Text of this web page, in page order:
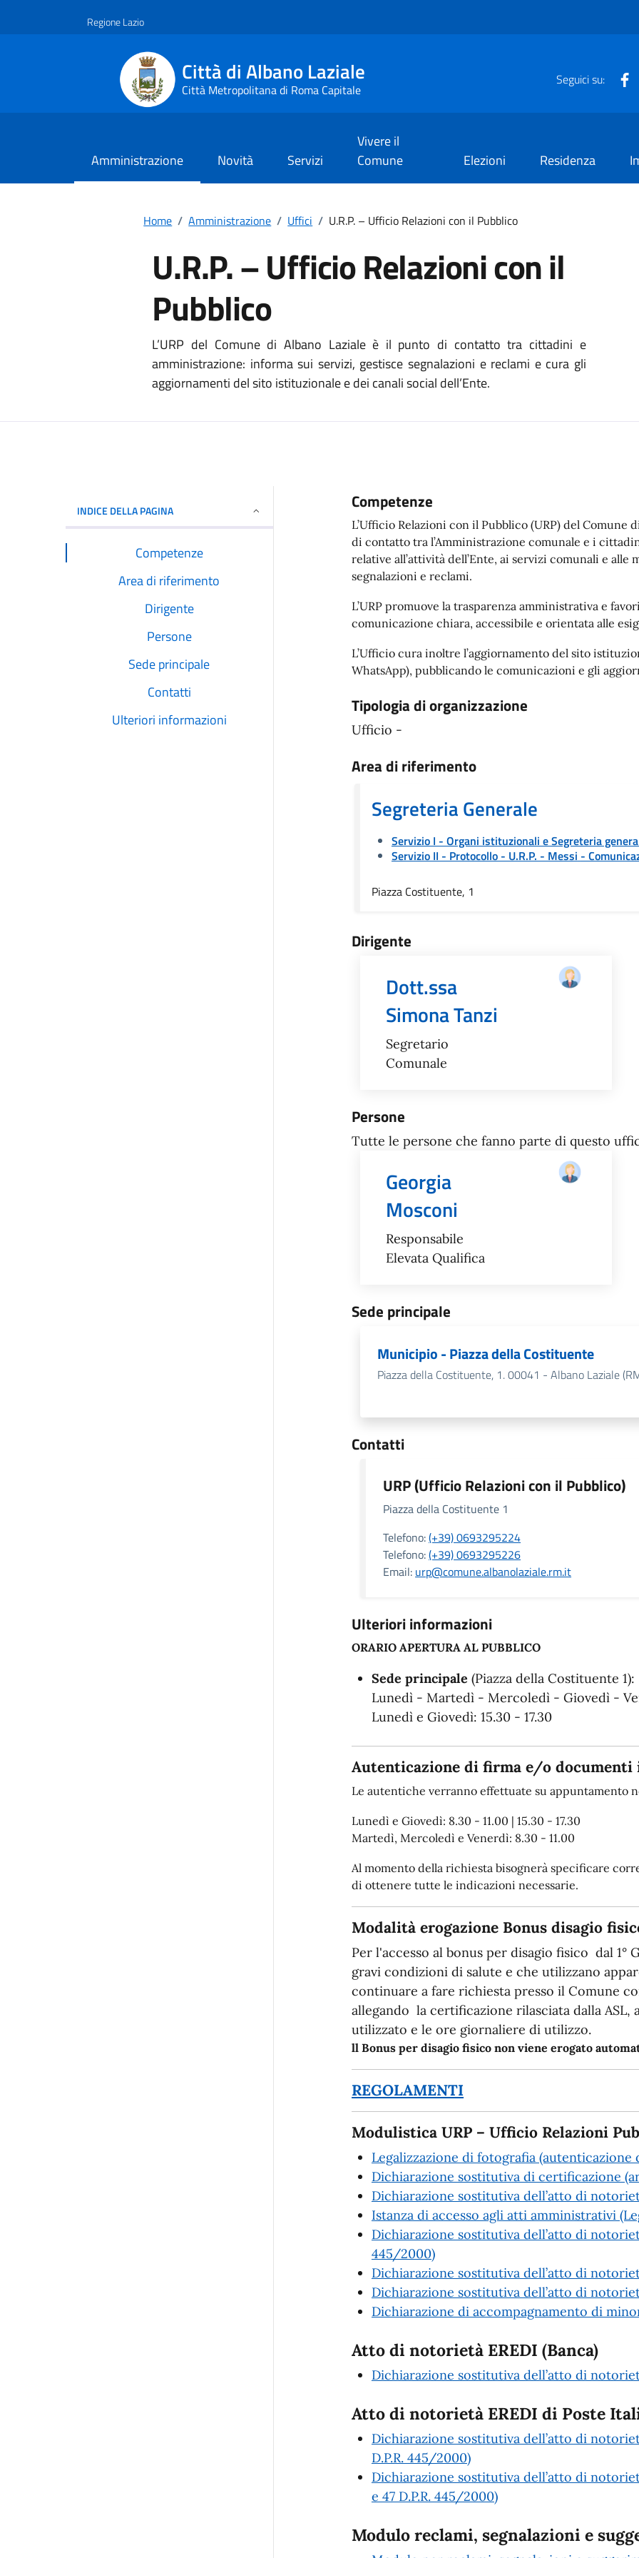
Regione Lazio
Città di Albano Laziale
Città Metropolitana di Roma Capitale
Seguici su:
Amministrazione Novità Servizi
Vivere il
Comune
Elezioni Residenza
Home / Amministrazione / Uffici / U.R.P. – Ufficio Relazioni con il Pubblico
U.R.P. – Ufficio Relazioni con il
Pubblico
L’URP del Comune di Albano Laziale è il punto di contatto tra cittadini e
amministrazione: informa sui servizi, gestisce segnalazioni e reclami e cura gli
aggiornamenti del sito istituzionale e dei canali social dell’Ente.
INDICE DELLA PAGINA
Competenze
Area di riferimento
Dirigente
Persone
Sede principale
Contatti
Ulteriori informazioni
Competenze
L’Ufficio Relazioni con il Pubblico (URP) del
di contatto tra l’Amministrazione comunale e i
relative all’attività dell’Ente, ai servizi comunali e
segnalazioni e reclami.
L’URP promuove la trasparenza amministrativa e
comunicazione chiara, accessibile e orientata alle
L’Ufficio cura inoltre l’aggiornamento del sito
WhatsApp), pubblicando le comunicazioni e gli
Tipologia di organizzazione
Ufficio -
Area di riferimento
Segreteria Generale
Servizio I - Organi istituzionali e Segreteria
Servizio II - Protocollo - U.R.P. - Messi -
Piazza Costituente, 1
Dirigente
Dott.ssa
Simona Tanzi
Segretario
Comunale
Persone
Tutte le persone che fanno parte di questo
Georgia
Mosconi
Responsabile
Elevata Qualifica
Sede principale
Municipio - Piazza della Costituente
Piazza della Costituente, 1. 00041 - Albano Laziale
Contatti
URP (Ufficio Relazioni con il Pubblico)
Piazza della Costituente 1
Telefono:(+39) 0693295224
Telefono:(+39) 0693295226
Email: urp@comune.albanolaziale.rm.it
Ulteriori informazioni
ORARIO APERTURA AL PUBBLICO
Sede principale (Piazza della Costituente 1):
Lunedì - Martedì - Mercoledì - Giovedì -
Lunedì e Giovedì: 15.30 - 17.30
Autenticazione di firma e/o documenti
Le autentiche verranno effettuate su appuntamento
Lunedì e Giovedì: 8.30 - 11.00 | 15.30 - 17.30
Martedì, Mercoledì e Venerdì: 8.30 - 11.00
Al momento della richiesta bisognerà specificare
di ottenere tutte le indicazioni necessarie.
Modalità erogazione Bonus disagio
Per l'accesso al bonus per disagio fisico dal 1°
gravi condizioni di salute e che utilizzano
continuare a fare richiesta presso il Comune
allegando la certificazione rilasciata dalla
utilizzato e le ore giornaliere di utilizzo.
ll Bonus per disagio fisico non viene erogato
REGOLAMENTI
Modulistica URP – Ufficio Relazioni
Legalizzazione di fotografia (autenticazione
Dichiarazione sostitutiva di certificazione
Dichiarazione sostitutiva dell’atto di
Istanza di accesso agli atti amministrativi
Dichiarazione sostitutiva dell’atto di
445/2000)
Dichiarazione sostitutiva dell’atto di
Dichiarazione sostitutiva dell’atto di
Dichiarazione di accompagnamento di
Atto di notorietà EREDI (Banca)
Dichiarazione sostitutiva dell’atto di
Atto di notorietà EREDI di Poste
Dichiarazione sostitutiva dell’atto di
D.P.R. 445/2000)
Dichiarazione sostitutiva dell’atto di
e 47 D.P.R. 445/2000)
Modulo reclami, segnalazioni e